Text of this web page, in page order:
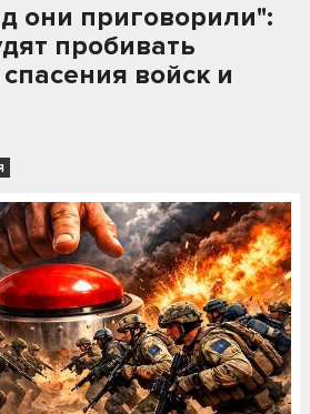
они приговорили":
пробивать
войск и